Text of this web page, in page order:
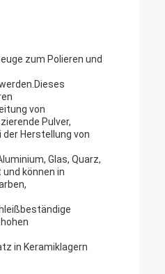
zum Polieren und
von
Pulver,
Herstellung von
Glas, Quarz,
können in
in Keramiklagern